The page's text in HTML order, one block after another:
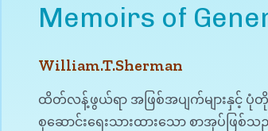
Memoirs of
William.T.Sherman
ထိတ်လန့်ဖွယ်ရာ အဖြစ်အပျက်များနှင့် ပုံတိုပတ်
စုဆောင်းရေးသားထားသော စာအုပ်ဖြစ်သ